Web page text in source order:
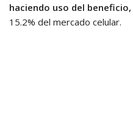
haciendo uso del beneficio,
15.2% del mercado celular.